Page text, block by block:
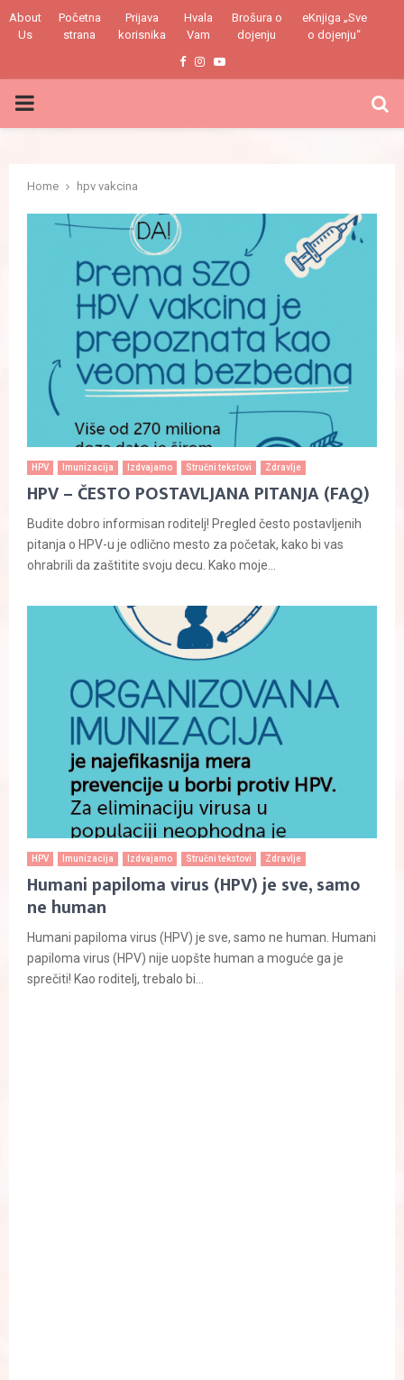
About
Us
Početna
strana
Prijava
korisnika
Hvala
Vam
Brošura o
dojenju
eKnjiga „Sve
o dojenju“
Facebook
Instagram
Youtube
PRIMARY
Home hpv vakcina
HPV Imunizacija Izdvajamo Stručni tekstovi Zdravlje
HPV – ČESTO POSTAVLJANA PITANJA (FAQ)
Budite dobro informisan roditelj! Pregled često postavljenih
pitanja o HPV-u je odlično mesto za početak, kako bi vas
ohrabrili da zaštitite svoju decu. Kako moje...
HPV Imunizacija Izdvajamo Stručni tekstovi Zdravlje
Humani papiloma virus (HPV) je sve, samo
ne human
Humani papiloma virus (HPV) je sve, samo ne human. Humani
papiloma virus (HPV) nije uopšte human a moguće ga je
sprečiti! Kao roditelj, trebalo bi...